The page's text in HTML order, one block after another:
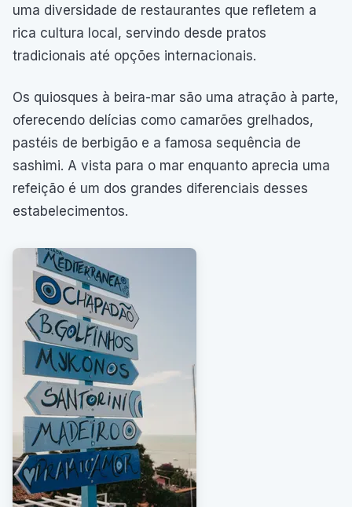
uma diversidade de restaurantes que refletem a
rica cultura local, servindo desde pratos
tradicionais até opções internacionais.
Os quiosques à beira-mar são uma atração à parte,
oferecendo delícias como camarões grelhados,
pastéis de berbigão e a famosa sequência de
sashimi. A vista para o mar enquanto aprecia uma
refeição é um dos grandes diferenciais desses
estabelecimentos.